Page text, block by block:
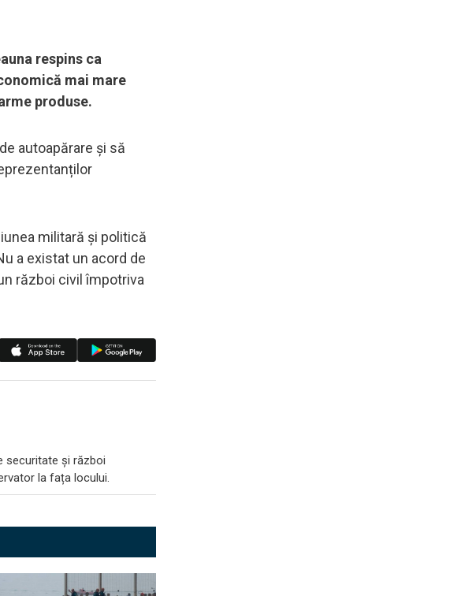
respins ca
mai mare
produse.
autoapărare și să
militară și politică
a existat un acord de
război civil împotriva
securitate și război
la fața locului.